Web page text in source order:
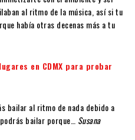
al ritmo de la música, así si tu
había otras decenas más a tu
en CDMX para probar
bailar al ritmo de nada debido a
bailar porque… Susana